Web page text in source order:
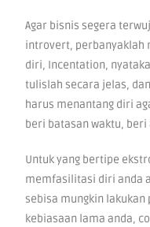
Agar bisnis segera
introvert, perbanyaklah
diri, Incentation,
tulislah secara jelas,
harus menantang diri
beri batasan waktu,
Untuk yang bertipe
memfasilitasi diri anda
sebisa mungkin
kebiasaan lama anda,